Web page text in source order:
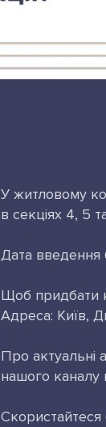
У житловому
в секціях 4, 5
Дата
Щоб придбати
Адреса: Київ,
Про актуальні
нашого каналу
Скористайтеся